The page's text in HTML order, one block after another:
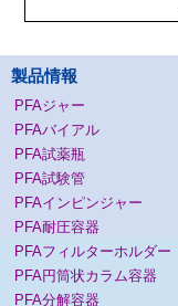
製品情報
PFAジャー
PFAバイアル
PFA試薬瓶
PFA試験管
PFAインピンジャー
PFA耐圧容器
PFAフィルターホルダー
PFA円筒状カラム容器
PFA分解容器